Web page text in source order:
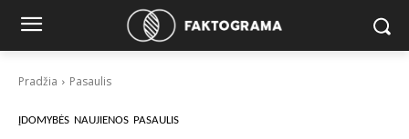
Pradžia Pasaulis
ĮDOMYBĖS NAUJIENOS PASAULIS